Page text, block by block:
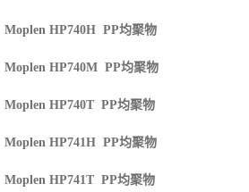
Moplen HP740H PP均聚物
Moplen HP740M PP均聚物
Moplen HP740T PP均聚物
Moplen HP741H PP均聚物
Moplen HP741T PP均聚物